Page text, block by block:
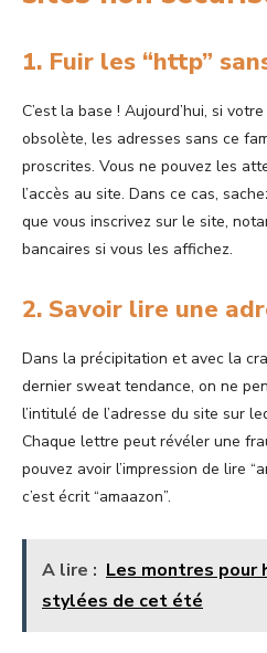
1. Fuir les “http”
C’est la base ! Aujourd’hui, si
obsolète, les adresses sans ce
proscrites. Vous ne pouvez les
l’accès au site. Dans ce cas,
que vous inscrivez sur le site,
bancaires si vous les affichez.
2. Savoir lire une
Dans la précipitation et avec la
dernier sweat tendance, on ne
l’intitulé de l’adresse du site sur
Chaque lettre peut révéler une
pouvez avoir l’impression de lire
c’est écrit “amaazon”.
A lire : Les montres pour
stylées de cet été